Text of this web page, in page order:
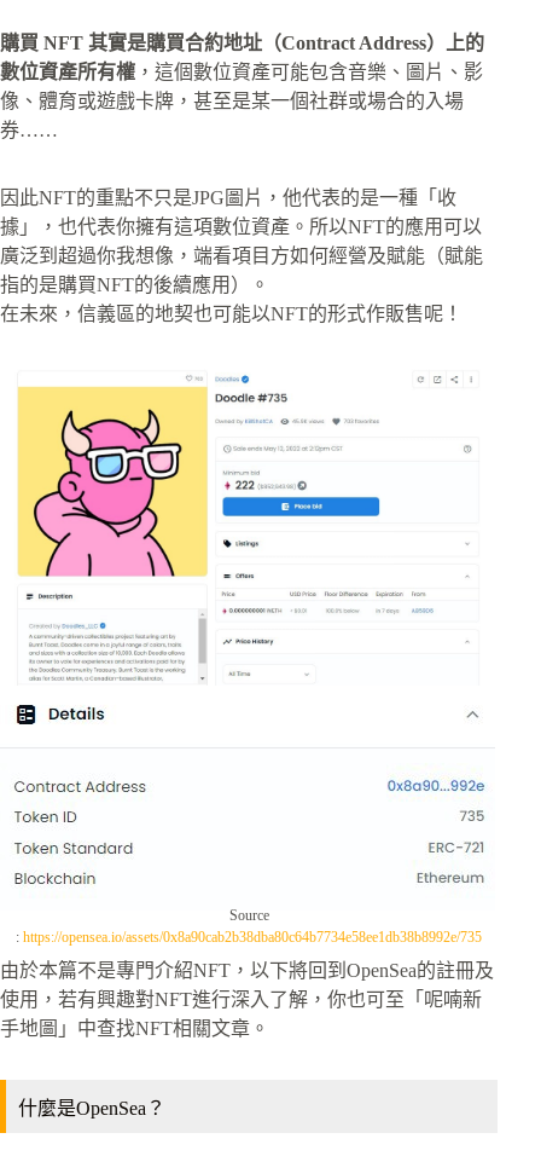
購買 NFT 其實是購買合約地址（Contract Address）上的
數位資產所有權 ，這個數位資產可能包含音樂、圖片、影
像、體育或遊戲卡牌，甚至是某一個社群或場合的入場
券……
因此NFT的重點不只是JPG圖片，他代表的是一種「收
據」，也代表你擁有這項數位資產。所以NFT的應用可以
廣泛到超過你我想像，端看項目方如何經營及賦能（賦能
指的是購買NFT的後續應用）。
在未來，信義區的地契也可能以NFT的形式作販售呢！
Source
:https://opensea.io/assets/0x8a90cab2b38dba80c64b7734e58ee1db38b8992e/735
由於本篇不是專門介紹NFT，以下將回到OpenSea的註冊及
使用，若有興趣對NFT進行深入了解，你也可至「呢喃新
手地圖」中查找NFT相關文章。
什麼是OpenSea？